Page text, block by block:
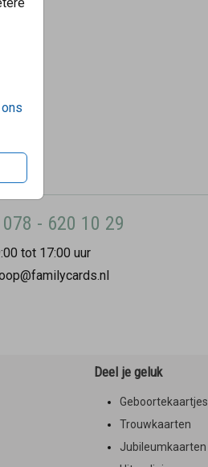
ons
- 620 10 29
tot 17:00 uur
Deel je geluk
Geboortekaartjes
Trouwkaarten
Jubileumkaarten